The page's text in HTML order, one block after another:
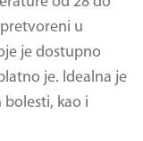
u
je dostupno
je. Idealna je
kao i